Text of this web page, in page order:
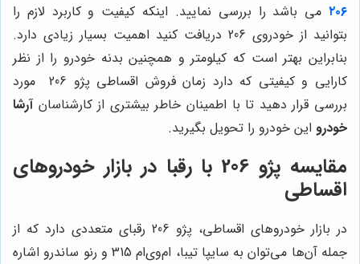
۲۰۶ می باشد را بررسی نمایید. اینکه کیفیت و کاربرد لازم را
بتوانید از خودروی 206 دریافت کنید اهمیت بسیار زیادی دارد.
بنابراین بهتر است که کیلومتر و همچنین بدنه خودرو را از نظر
کارایی و کیفیتی که دارد زمان فروش اقساطی پژو 206 مورد
بررسی قرار دهید تا با اطمینان خاطر بیشتری از کارشناسانآرشا
خودرو این خودرو را تحویل بگیرید.
مقایسه پژو 206 با رقبا در بازار خودروهای
اقساطی
در بازار خودروهای اقساطی، پژو 206 رقبای متعددی دارد که از
جمله آن‌ها می‌توان به سایپا تیبا، ام‌وی‌ام 315 و رنو ساندرو اشاره